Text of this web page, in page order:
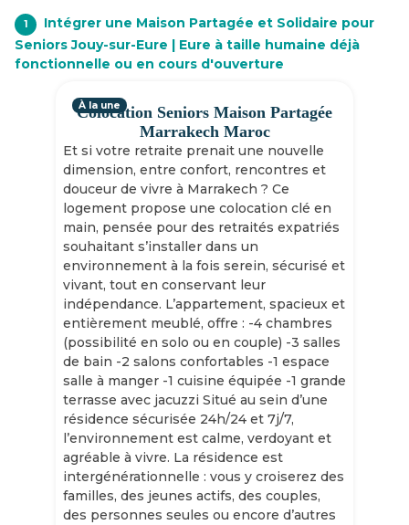
1
Intégrer une Maison Partagée et Solidaire pour
Seniors Jouy-sur-Eure | Eure à taille humaine déjà
fonctionnelle ou en cours d'ouverture
Colocation Seniors Maison Partagée
Marrakech Maroc
Et si votre retraite prenait une nouvelle
dimension, entre confort, rencontres et
douceur de vivre à Marrakech ? Ce
logement propose une colocation clé en
main, pensée pour des retraités expatriés
souhaitant s’installer dans un
environnement à la fois serein, sécurisé et
vivant, tout en conservant leur
indépendance. L’appartement, spacieux et
entièrement meublé, offre : -4 chambres
(possibilité en solo ou en couple) -3 salles
de bain -2 salons confortables -1 espace
salle à manger -1 cuisine équipée -1 grande
terrasse avec jacuzzi Situé au sein d’une
résidence sécurisée 24h/24 et 7j/7,
l’environnement est calme, verdoyant et
agréable à vivre. La résidence est
intergénérationnelle : vous y croiserez des
familles, des jeunes actifs, des couples,
des personnes seules ou encore d’autres
À la une